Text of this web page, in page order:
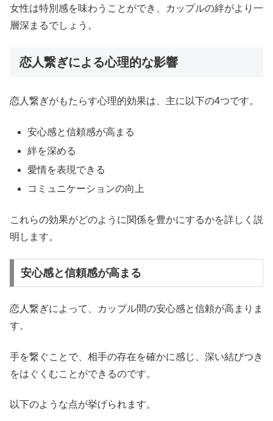
女性は特別感を味わうことができ、カップルの絆がより一
層深まるでしょう。
恋人繋ぎによる心理的な影響
恋人繋ぎがもたらす心理的効果は、主に以下の4つです。
安心感と信頼感が高まる
絆を深める
愛情を表現できる
コミュニケーションの向上
これらの効果がどのように関係を豊かにするかを詳しく説
明します。
安心感と信頼感が高まる
恋人繋ぎによって、カップル間の安心感と信頼が高まりま
す。
手を繋ぐことで、相手の存在を確かに感じ、深い結びつき
をはぐくむことができるのです。
以下のような点が挙げられます。